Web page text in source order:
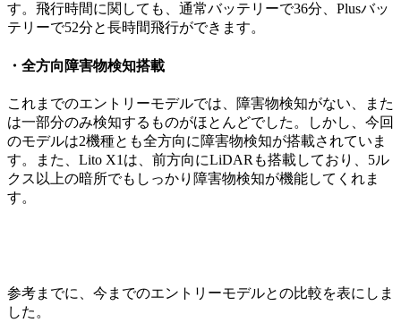
す。飛行時間に関しても、通常バッテリーで36分、Plusバッ
テリーで52分と長時間飛行ができます。
・全方向障害物検知搭載
これまでのエントリーモデルでは、障害物検知がない、また
は一部分のみ検知するものがほとんどでした。しかし、今回
のモデルは2機種とも全方向に障害物検知が搭載されていま
す。また、Lito X1は、前方向にLiDARも搭載しており、5ル
クス以上の暗所でもしっかり障害物検知が機能してくれま
す。
参考までに、今までのエントリーモデルとの比較を表にしま
した。